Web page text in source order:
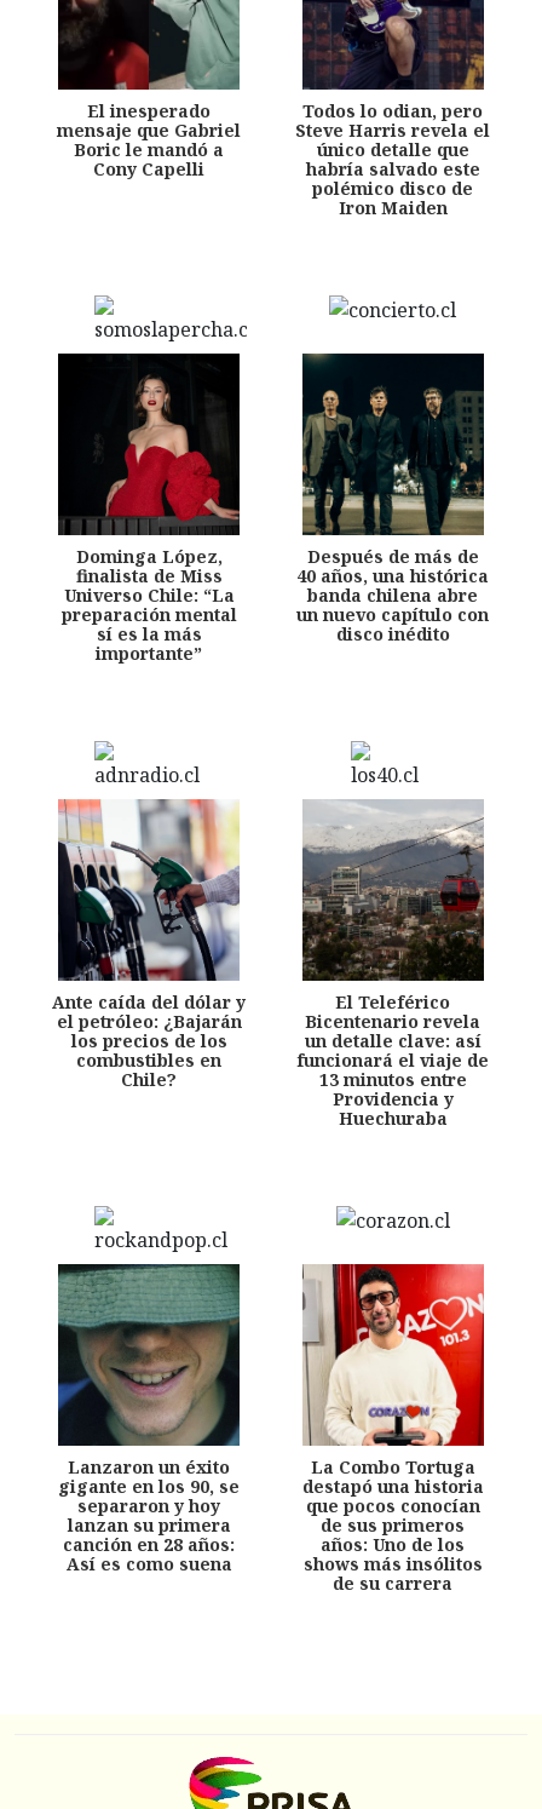
El inesperado
mensaje que Gabriel
Boric le mandó a
Cony Capelli
Todos lo odian, pero
Steve Harris revela el
único detalle que
habría salvado este
polémico disco de
Iron Maiden
Dominga López,
finalista de Miss
Universo Chile: “La
preparación mental
sí es la más
importante”
Después de más de
40 años, una histórica
banda chilena abre
un nuevo capítulo con
disco inédito
Ante caída del dólar y
el petróleo: ¿Bajarán
los precios de los
combustibles en
Chile?
El Teleférico
Bicentenario revela
un detalle clave: así
funcionará el viaje de
13 minutos entre
Providencia y
Huechuraba
Lanzaron un éxito
gigante en los 90, se
separaron y hoy
lanzan su primera
canción en 28 años:
Así es como suena
La Combo Tortuga
destapó una historia
que pocos conocían
de sus primeros
años: Uno de los
shows más insólitos
de su carrera